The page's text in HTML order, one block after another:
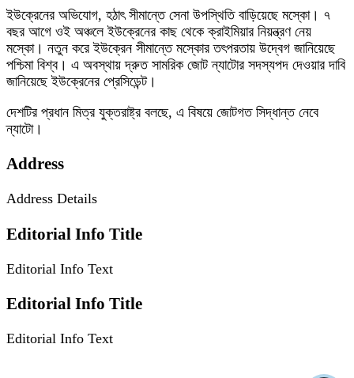
ইউক্রেনের অভিযোগ, হঠাৎ সীমান্তে সেনা উপস্থিতি বাড়িয়েছে মস্কো। ৭
বছর আগে ওই অঞ্চলে ইউক্রেনের কাছ থেকে ক্রাইমিয়ার নিয়ন্ত্রণ নেয়
মস্কো। নতুন করে ইউক্রেন সীমান্তে মস্কোর তৎপরতায় উদ্বেগ জানিয়েছে
পশ্চিমা বিশ্ব। এ অবস্থায় দ্রুত সামরিক জোট ন্যাটোর সদস্যপদ দেওয়ার দাবি
জানিয়েছে ইউক্রেনের প্রেসিডেন্ট।
দেশটির প্রধান মিত্র যুক্তরাষ্ট্র বলছে, এ বিষয়ে জোটগত সিদ্ধান্ত নেবে
ন্যাটো।
Address
Address Details
Editorial Info Title
Editorial Info Text
Editorial Info Title
Editorial Info Text